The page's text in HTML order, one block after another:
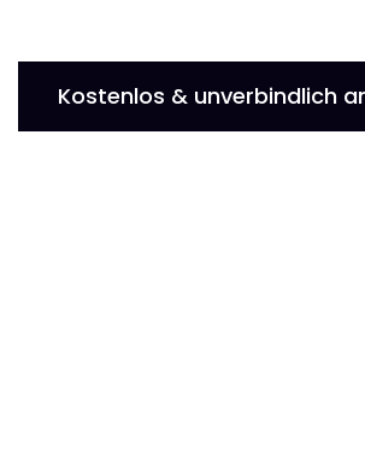
Kostenlos & unverbindlich